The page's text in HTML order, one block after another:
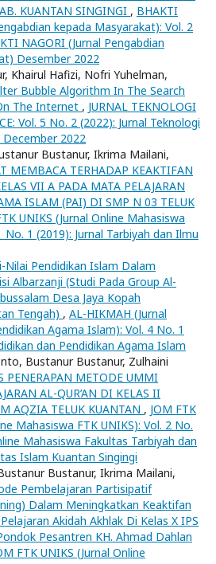
KUANTAN SINGINGI , BHAKTI
kepada Masyarakat): Vol. 2
NAGORI (Jurnal Pengabdian
Desember 2022
Khairul Hafizi, Nofri Yuhelman,
Bubble Algorithm In The Search
The Internet , JURNAL TEKNOLOGI
Vol. 5 No. 2 (2022): Jurnal Teknologi
2022
Bustanur, Ikrima Mailani,
MEMBACA TERHADAP KEAKTIFAN
VII A PADA MATA PELAJARAN
ISLAM (PAI) DI SMP N 03 TELUK
UNIKS (Jurnal Online Mahasiswa
No. 1 (2019): Jurnal Tarbiyah dan Ilmu
Nilai Pendidikan Islam Dalam
Albarzanji (Studi Pada Group Al-
Desa Jaya Kopah
Tengah) , AL-HIKMAH (Jurnal
Agama Islam): Vol. 4 No. 1
dan Pendidikan Agama Islam
Bustanur Bustanur, Zulhaini
PENERAPAN METODE UMMI
AL-QUR’AN DI KELAS II
AQZIA TELUK KUANTAN , JOM FTK
Mahasiswa FTK UNIKS): Vol. 2 No.
Mahasiswa Fakultas Tarbiyah dan
Islam Kuantan Singingi
Bustanur, Ikrima Mailani,
Pembelajaran Partisipatif
Dalam Meningkatkan Keaktifan
Akidah Akhlak Di Kelas X IPS
Pesantren KH. Ahmad Dahlan
FTK UNIKS (Jurnal Online